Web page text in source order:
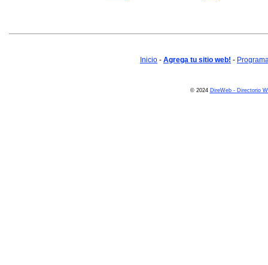
Inicio - Agrega tu sitio web! -
© 2024 DireWeb - Directorio